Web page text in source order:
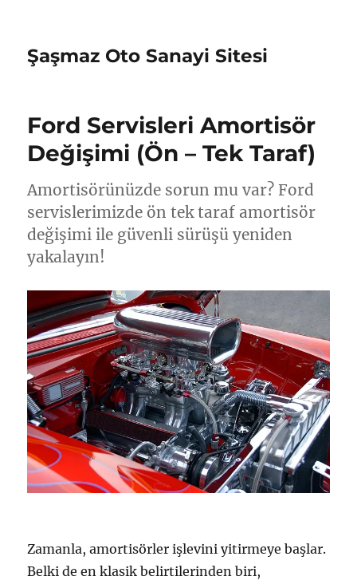
Şaşmaz Oto Sanayi Sitesi
Ford Servisleri Amortisör
Değişimi (Ön – Tek Taraf)
Amortisörünüzde sorun mu var? Ford
servislerimizde ön tek taraf amortisör
değişimi ile güvenli sürüşü yeniden
yakalayın!
Zamanla, amortisörler işlevini yitirmeye başlar.
Belki de en klasik belirtilerinden biri,